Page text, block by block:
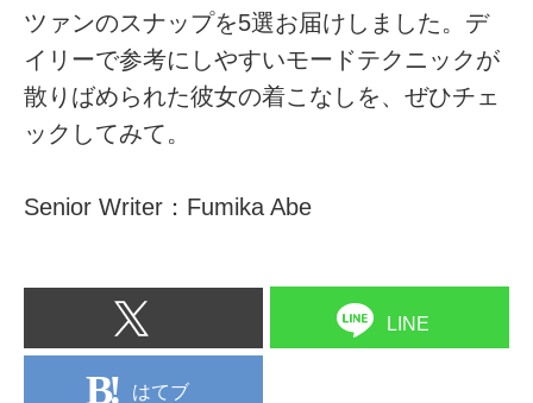
ツァンのスナップを5選お届けしました。デ
イリーで参考にしやすいモードテクニックが
散りばめられた彼女の着こなしを、ぜひチェ
ックしてみて。
Senior Writer：Fumika Abe
LINE
はてブ